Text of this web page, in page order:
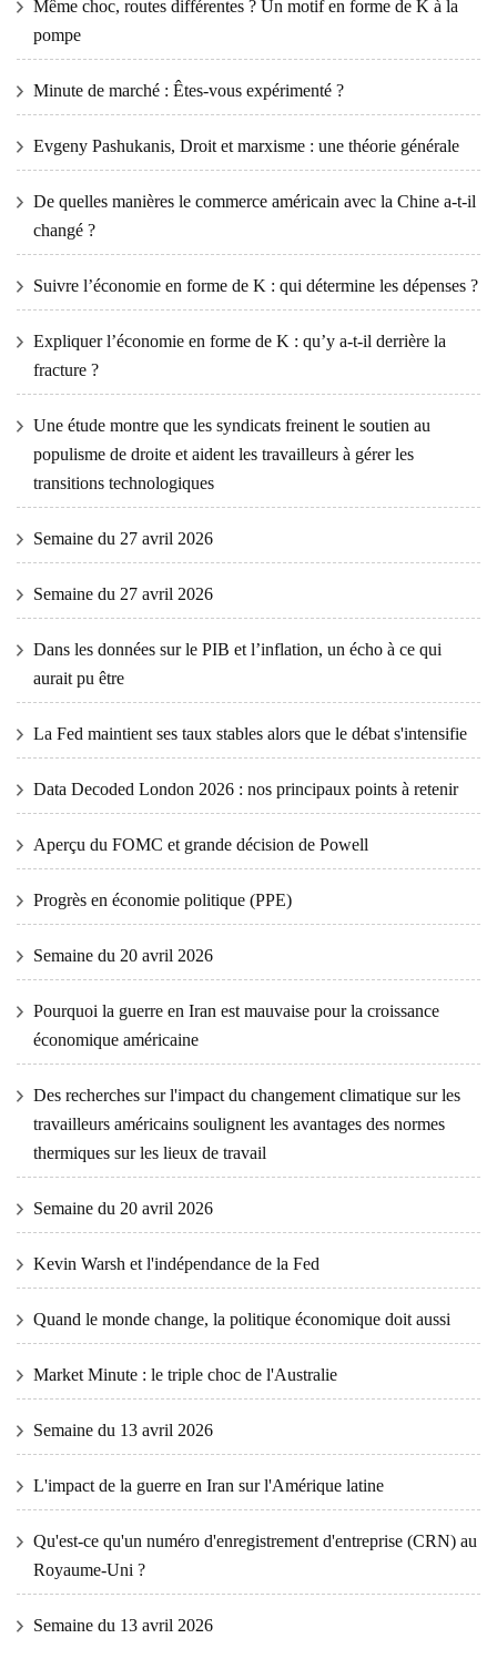
Même choc, routes différentes ? Un motif en forme de K à la
pompe
Minute de marché : Êtes-vous expérimenté ?
Evgeny Pashukanis, Droit et marxisme : une théorie générale
De quelles manières le commerce américain avec la Chine a-t-il
changé ?
Suivre l’économie en forme de K : qui détermine les dépenses ?
Expliquer l’économie en forme de K : qu’y a-t-il derrière la
fracture ?
Une étude montre que les syndicats freinent le soutien au
populisme de droite et aident les travailleurs à gérer les
transitions technologiques
Semaine du 27 avril 2026
Semaine du 27 avril 2026
Dans les données sur le PIB et l’inflation, un écho à ce qui
aurait pu être
La Fed maintient ses taux stables alors que le débat s'intensifie
Data Decoded London 2026 : nos principaux points à retenir
Aperçu du FOMC et grande décision de Powell
Progrès en économie politique (PPE)
Semaine du 20 avril 2026
Pourquoi la guerre en Iran est mauvaise pour la croissance
économique américaine
Des recherches sur l'impact du changement climatique sur les
travailleurs américains soulignent les avantages des normes
thermiques sur les lieux de travail
Semaine du 20 avril 2026
Kevin Warsh et l'indépendance de la Fed
Quand le monde change, la politique économique doit aussi
Market Minute : le triple choc de l'Australie
Semaine du 13 avril 2026
L'impact de la guerre en Iran sur l'Amérique latine
Qu'est-ce qu'un numéro d'enregistrement d'entreprise (CRN) au
Royaume-Uni ?
Semaine du 13 avril 2026